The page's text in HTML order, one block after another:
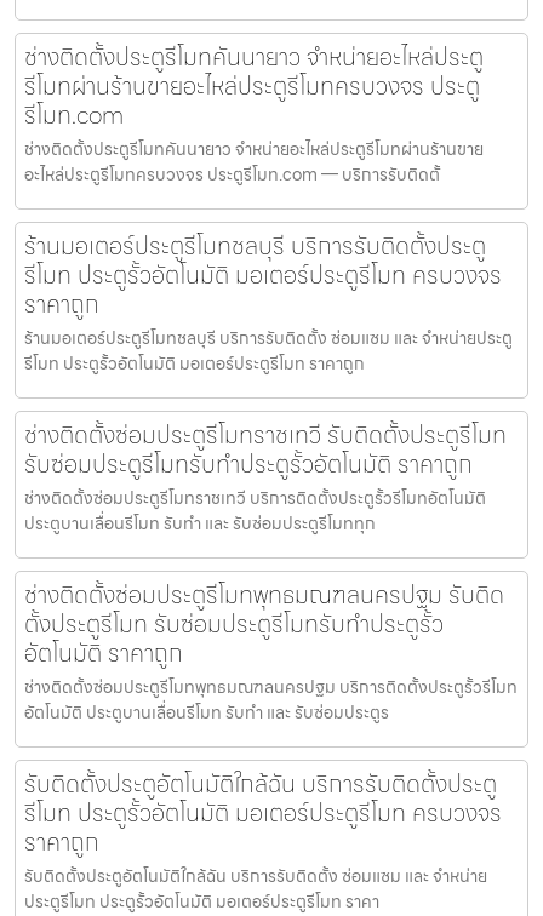
ช่างติดตั้งประตูรีโมทคันนายาว จำหน่ายอะไหล่ประตู
รีโมทผ่านร้านขายอะไหล่ประตูรีโมทครบวงจร ประตู
รีโมท.com
ช่างติดตั้งประตูรีโมทคันนายาว จำหน่ายอะไหล่ประตูรีโมทผ่านร้านขาย
อะไหล่ประตูรีโมทครบวงจร ประตูรีโมท.com — บริการรับติดตั้
ร้านมอเตอร์ประตูรีโมทชลบุรี บริการรับติดตั้งประตู
รีโมท ประตูรั้วอัตโนมัติ มอเตอร์ประตูรีโมท ครบวงจร
ราคาถูก
ร้านมอเตอร์ประตูรีโมทชลบุรี บริการรับติดตั้ง ซ่อมแซม และ จำหน่ายประตู
รีโมท ประตูรั้วอัตโนมัติ มอเตอร์ประตูรีโมท ราคาถูก
ช่างติดตั้งซ่อมประตูรีโมทราชเทวี รับติดตั้งประตูรีโมท
รับซ่อมประตูรีโมทรับทำประตูรั้วอัตโนมัติ ราคาถูก
ช่างติดตั้งซ่อมประตูรีโมทราชเทวี บริการติดตั้งประตูรั้วรีโมทอัตโนมัติ
ประตูบานเลื่อนรีโมท รับทำ และ รับซ่อมประตูรีโมททุก
ช่างติดตั้งซ่อมประตูรีโมทพุทธมณฑลนครปฐม รับติด
ตั้งประตูรีโมท รับซ่อมประตูรีโมทรับทำประตูรั้ว
อัตโนมัติ ราคาถูก
ช่างติดตั้งซ่อมประตูรีโมทพุทธมณฑลนครปฐม บริการติดตั้งประตูรั้วรีโมท
อัตโนมัติ ประตูบานเลื่อนรีโมท รับทำ และ รับซ่อมประตูร
รับติดตั้งประตูอัตโนมัติใกล้ฉัน บริการรับติดตั้งประตู
รีโมท ประตูรั้วอัตโนมัติ มอเตอร์ประตูรีโมท ครบวงจร
ราคาถูก
รับติดตั้งประตูอัตโนมัติใกล้ฉัน บริการรับติดตั้ง ซ่อมแซม และ จำหน่าย
ประตูรีโมท ประตูรั้วอัตโนมัติ มอเตอร์ประตูรีโมท ราคา